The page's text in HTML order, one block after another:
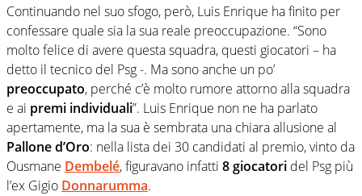
Continuando nel suo sfogo, però, Luis Enrique ha finito per
confessare quale sia la sua reale preoccupazione. “Sono
molto felice di avere questa squadra, questi giocatori – ha
detto il tecnico del Psg -. Ma sono anche un po’
preoccupato, perché c’è molto rumore attorno alla squadra
e ai premi individuali”. Luis Enrique non ne ha parlato
apertamente, ma la sua è sembrata una chiara allusione al
Palloned’Oro: nella lista dei 30 candidati al premio, vinto da
Ousmane Dembelé, figuravano infatti 8 giocatori del Psg più
l’ex Gigio Donnarumma.